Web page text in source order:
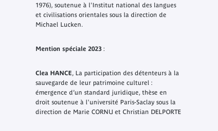
1976), soutenue à l'Institut national des langues
et civilisations orientales sous la direction de
Michael Lucken.
Mention spéciale 2023:
Clea HANCE, La participation des détenteurs à la
sauvegarde de leur patrimoine culturel :
émergence d’un standard juridique, thèse en
droit soutenue à l'université Paris-Saclay sous la
direction de Marie CORNU et Christian DELPORTE